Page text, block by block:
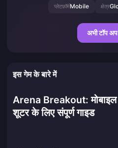
प्लेटफ़ॉर्मMobile क्षेत्र
अभी टॉप
इस गेम के बारे में
Arena Breakout:
शूटर के लिए संपूर्ण गाइड